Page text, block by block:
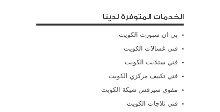
الخدمات المتوفرة لدينا
بي ان سبورت الكويت
فني غسالات الكويت
فني ستلايت الكويت
فني تكييف مركزي الكويت
مقوي سيرفس شيكة الكويت
فني ثلاجات الكويت